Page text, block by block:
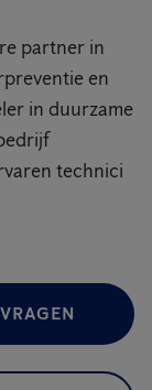
partner in
en
in duurzame
technici